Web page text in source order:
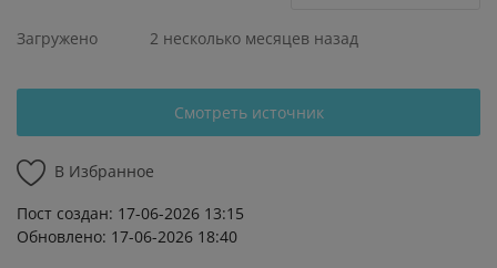
Загружено 2 несколько месяцев назад
Смотреть источник
В Избранное
Пост создан: 17-06-2026 13:15
Обновлено: 17-06-2026 18:40